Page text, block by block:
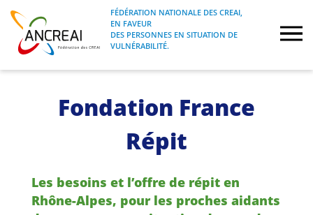
Skip
content
ANCREAI
FÉDÉRATION NATIONALE DES CREAI, EN
FAVEUR DES PERSONNES EN SITUATION
FÉDÉRATION NATIONALE DES CREAI,
EN FAVEUR
DES PERSONNES EN SITUATION DE
VULNÉRABILITÉ.
Formations
Fondation France
Répit
Les besoins et l’offre de répit en
Rhône-Alpes, pour les proches aidants